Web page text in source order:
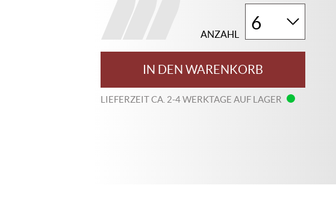
ANZAHL
IN DEN WARENKORB
LIEFERZEIT CA. 2-4 WERKTAGE AUF LAGER